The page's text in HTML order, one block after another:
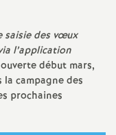
l
d
saisie des vœux
l’application
début mars,
campagne des
prochaines